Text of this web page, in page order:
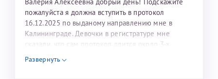
пожалуйста я должна вступить в протокол
16.12.2025 по выданому направлению мне в
Калининграде. Девочки в регистратуре мне
сказали, что сам протокол длится около 3-х
недель и 3 недели я должна находится в Питере.
Можно мне новый год провести в Калининграде и
Развернуть